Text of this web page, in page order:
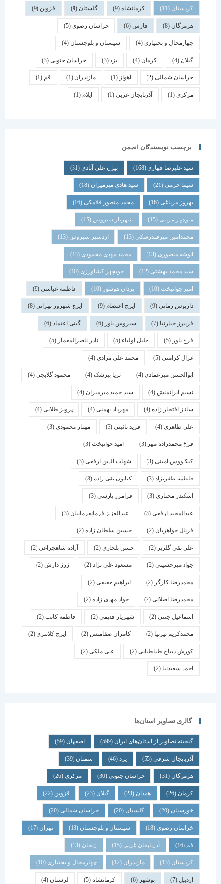
کردستان(11) کرمانشاه(9) گلستان (9) قزوین
هرمزگان(8) فارس خراسان رضوی(5)
چهارمحال و بختیاری (4) سیستان و بلوچستان(4)
کرمان یزد خراسان جنوبی(3)
خراسان شمالی(2) اهواز مازندران(1) قم
(1) آذربایجان غربی(1) ایلام
برچسب نویسندگان انجمن
سید علیرضا قهاری(168) بیژن علی آبادی(31)
شیما خرمی(21) سید هادی میرمیران(18)
بهروز مرباغی (16) محمد منصور فلامکی (16)
منوچهر مزینی(15) شهریار سیروس(15)
محمدامین میرفندرسکی(13) اردشیر سیروس(13)
انوشه منصوری(13) محمد مهدی محمودی(13)
سید محمد بهشتی(12) خوبچهر کشاورزی(10)
امیر جوانبخت(10) یزدان هوشور(10) فاطمه عباسی(9)
داریوش زمانی(9) ایرج اعتصام(9) ایرج شهروز تهرانی(8)
فریبرز جبارنیا(7) سیروس باور(6) گیتی اعتماد(6)
فرخ باور(5) جلیل اولیاء(5) نادر ناصرالمعمار (5)
غزال کرامتی(5) محمد علی مرادی(4)
ابوالحسن میرعمادی(4) ثریا بیرشک(4) محمود گلابچی(4)
نسیم ایرانمنش(4) سید حمید میرمیران(4)
ساناز افتخار زاده(4) مهرداد بهمنی (4) پرویز طلایی(4)
علی طاهری(4) فرید نائینی(3) مهناز محمودی(3)
فرخ محمدزاده مهر(3) امید جوانبخت(3)
کیکاووس امینی(3) شهاب الدین ارفعی(3)
فاطمه ظفرنژاد(3) کتایون تقی زاده(3)
اسكندر مختاری (3) فرامرز پارسی(3)
عبدالمجید ارفعی(3) عبدالعزیز فرمانفرماییان(3)
فریال جواهریان(2) حسین سلطان زاده(2)
علی نقی گلریز(2) حسن بلخاری(2) آزاده شاهچراغی(2)
جواد میرحسینی(2) مسعود علی نژاد(2) ژرژ دارش (2)
محمدرضا کارگر(2) ابراهیم حقیقی(2)
محمدرضا اصلانی(2) جواد مهدی زاده(2)
اسماعیل جنتی(2) شهریار قدیمی(2) فاطمه کاتب(2)
محمدکریم پیرنیا (2) کامران صفامنش(2) ایرج کلانتری (2)
کورش دیباج طباطبایی(2) علی ملکی(2)
احمد سعیدنیا (2)
گالری تصاویر استان‌ها
گنجینه تصاویر از استان‌های ایران(599) اصفهان (59)
آذربایجان شرقی(55) یزد سمنان (39)
هرمزگان(31) خراسان جنوبی(30) مرکزی (26)
همدان گیلان قزوین
خوزستان(20) گلستان (20) خراسان شمالی(20)
خراسان رضوی(18) سیستان و بلوچستان(18) تهران
آذربایجان غربی(15) زنجان
کردستان(13) مازندران(12) چهارمحال و بختیاری (10)
بوشهر کرمانشاه(5) لرستان (4)